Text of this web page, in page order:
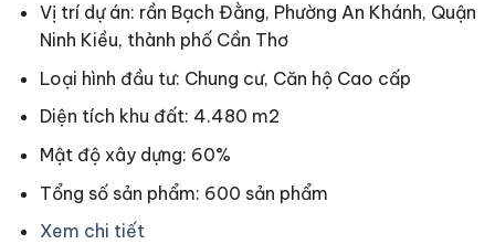
Vị trí dự án: rần Bạch Đằng, Phường An Khánh, Quận
Ninh Kiều, thành phố Cần Thơ
Loại hình đầu tư: Chung cư, Căn hộ Cao cấp
Diện tích khu đất: 4.480 m2
Mật độ xây dựng: 60%
Tổng số sản phẩm: 600 sản phẩm
Xem chi tiết